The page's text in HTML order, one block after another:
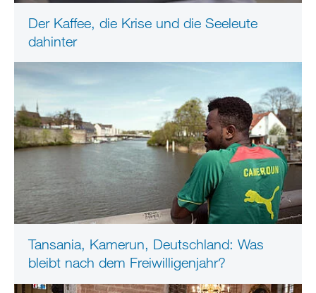
Der Kaffee, die Krise und die Seeleute
dahinter
Tansania, Kamerun, Deutschland: Was
bleibt nach dem Freiwilligenjahr?